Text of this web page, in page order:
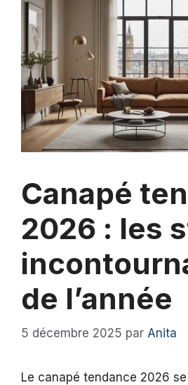
Canapé
2026 : les
de l’année
5 décembre 2025 par Anita
Le canapé tendance 2026